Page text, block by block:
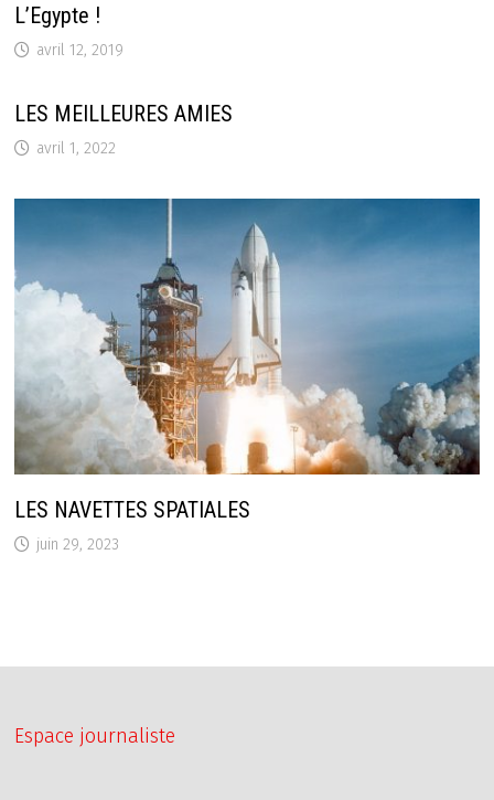
L’Egypte !
avril 12, 2019
LES MEILLEURES AMIES
avril 1, 2022
LES NAVETTES SPATIALES
juin 29, 2023
Espace journaliste